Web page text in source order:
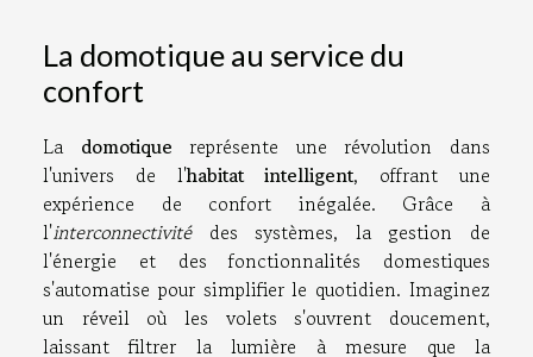
La domotique au service du
confort
La domotique représente une révolution dans
l'univers de l'habitat intelligent, offrant une
expérience de confort inégalée. Grâce à
l'interconnectivitédes systèmes, la gestion de
l'énergie et des fonctionnalités domestiques
s'automatise pour simplifier le quotidien. Imaginez
un réveil où les volets s'ouvrent doucement,
laissant filtrer la lumière à mesure que la